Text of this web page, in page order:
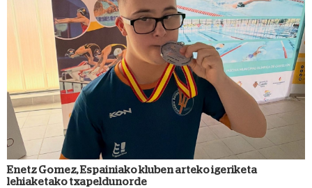
Enetz Gomez, Espainiako kluben arteko igeriketa
lehiaketako txapeldunorde